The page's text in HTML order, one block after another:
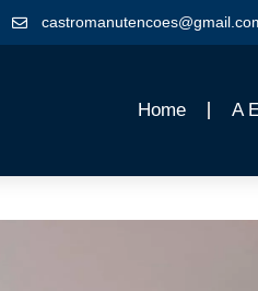
Home A